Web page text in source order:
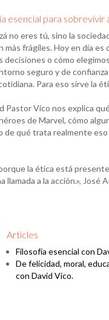
esencial para sobrevivir
no eres tú, sino la
frágiles. Hoy en día es
o cómo
seguro y de
Para eso sirve la
Pastor Vico nos explica
de Marvel, cómo
de qué trata realmente
la ética está
a la acción.», José
Articles
Filosofía esencial con
De felicidad, moral,
con David Vico.